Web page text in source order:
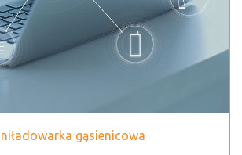
gąsienicowa